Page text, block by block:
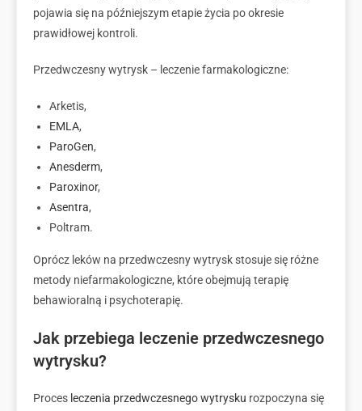
pojawia się na późniejszym etapie życia po okresie
prawidłowej kontroli.
Przedwczesny wytrysk – leczenie farmakologiczne:
Arketis,
EMLA,
ParoGen,
Anesderm,
Paroxinor,
Asentra,
Poltram.
Oprócz leków na przedwczesny wytrysk stosuje się różne
metody niefarmakologiczne, które obejmują terapię
behawioralną i psychoterapię.
Jak przebiega leczenie przedwczesnego
wytrysku?
Proces leczenia przedwczesnego wytrysku rozpoczyna się